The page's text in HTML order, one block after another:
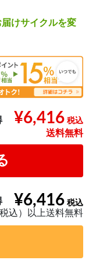
届けサイクルを変
¥6,416
送料無料
¥6,416
込）以上送料無料